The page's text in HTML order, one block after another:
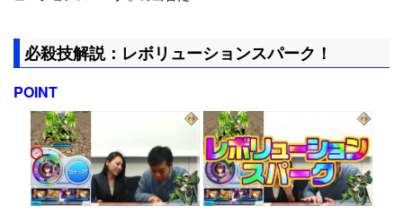
必殺技解説：レボリューションスパーク！
POINT